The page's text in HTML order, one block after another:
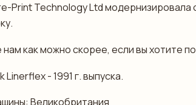
Print Technology Ltd
как можно скорее, если вы хотите
- 1991 г. выпуска.
Великобритания